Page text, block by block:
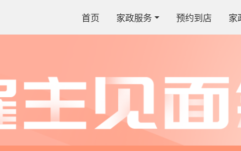
首页 家政服务 预约到店 家